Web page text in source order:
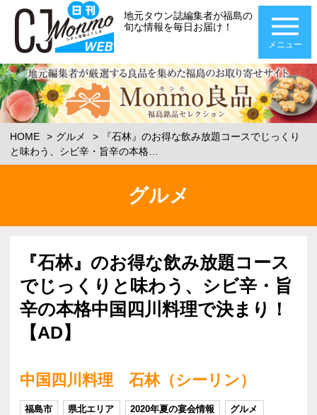
地元タウン誌編集者が福島の
旬な情報を毎日お届け！
メニュー
HOME グルメ
『石林』のお得な飲み放題コースでじっくり
と味わう、シビ辛・旨辛の本格…
グルメ
『石林』のお得な飲み放題コース
でじっくりと味わう、シビ辛・旨
辛の本格中国四川料理で決まり！
【AD】
中国四川料理 石林（シーリン）
福島市 県北エリア 2020年夏の宴会情報 グルメ